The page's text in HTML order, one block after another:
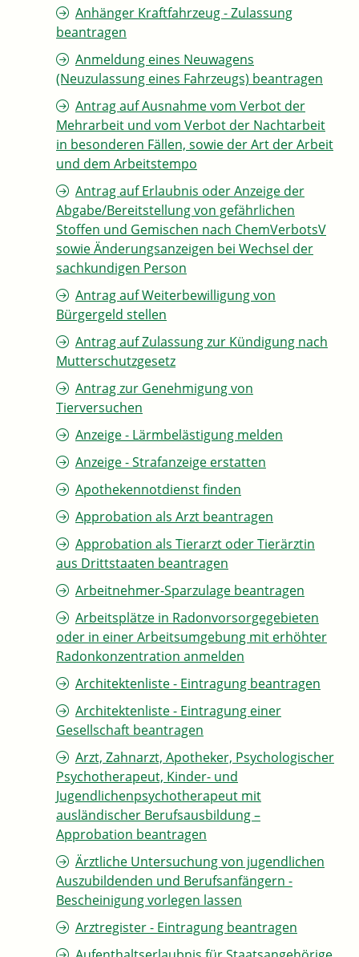
Anhänger Kraftfahrzeug - Zulassung
beantragen
Anmeldung eines Neuwagens
(Neuzulassung eines Fahrzeugs) beantragen
Antrag auf Ausnahme vom Verbot der
Mehrarbeit und vom Verbot der Nachtarbeit
in besonderen Fällen, sowie der Art der Arbeit
und dem Arbeitstempo
Antrag auf Erlaubnis oder Anzeige der
Abgabe/Bereitstellung von gefährlichen
Stoffen und Gemischen nach ChemVerbotsV
sowie Änderungsanzeigen bei Wechsel der
sachkundigen Person
Antrag auf Weiterbewilligung von
Bürgergeld stellen
Antrag auf Zulassung zur Kündigung nach
Mutterschutzgesetz
Antrag zur Genehmigung von
Tierversuchen
Anzeige - Lärmbelästigung melden
Anzeige - Strafanzeige erstatten
Apothekennotdienst finden
Approbation als Arzt beantragen
Approbation als Tierarzt oder Tierärztin
aus Drittstaaten beantragen
Arbeitnehmer-Sparzulage beantragen
Arbeitsplätze in Radonvorsorgegebieten
oder in einer Arbeitsumgebung mit erhöhter
Radonkonzentration anmelden
Architektenliste - Eintragung beantragen
Architektenliste - Eintragung einer
Gesellschaft beantragen
Arzt, Zahnarzt, Apotheker, Psychologischer
Psychotherapeut, Kinder- und
Jugendlichenpsychotherapeut mit
ausländischer Berufsausbildung –
Approbation beantragen
Ärztliche Untersuchung von jugendlichen
Auszubildenden und Berufsanfängern -
Bescheinigung vorlegen lassen
Arztregister - Eintragung beantragen